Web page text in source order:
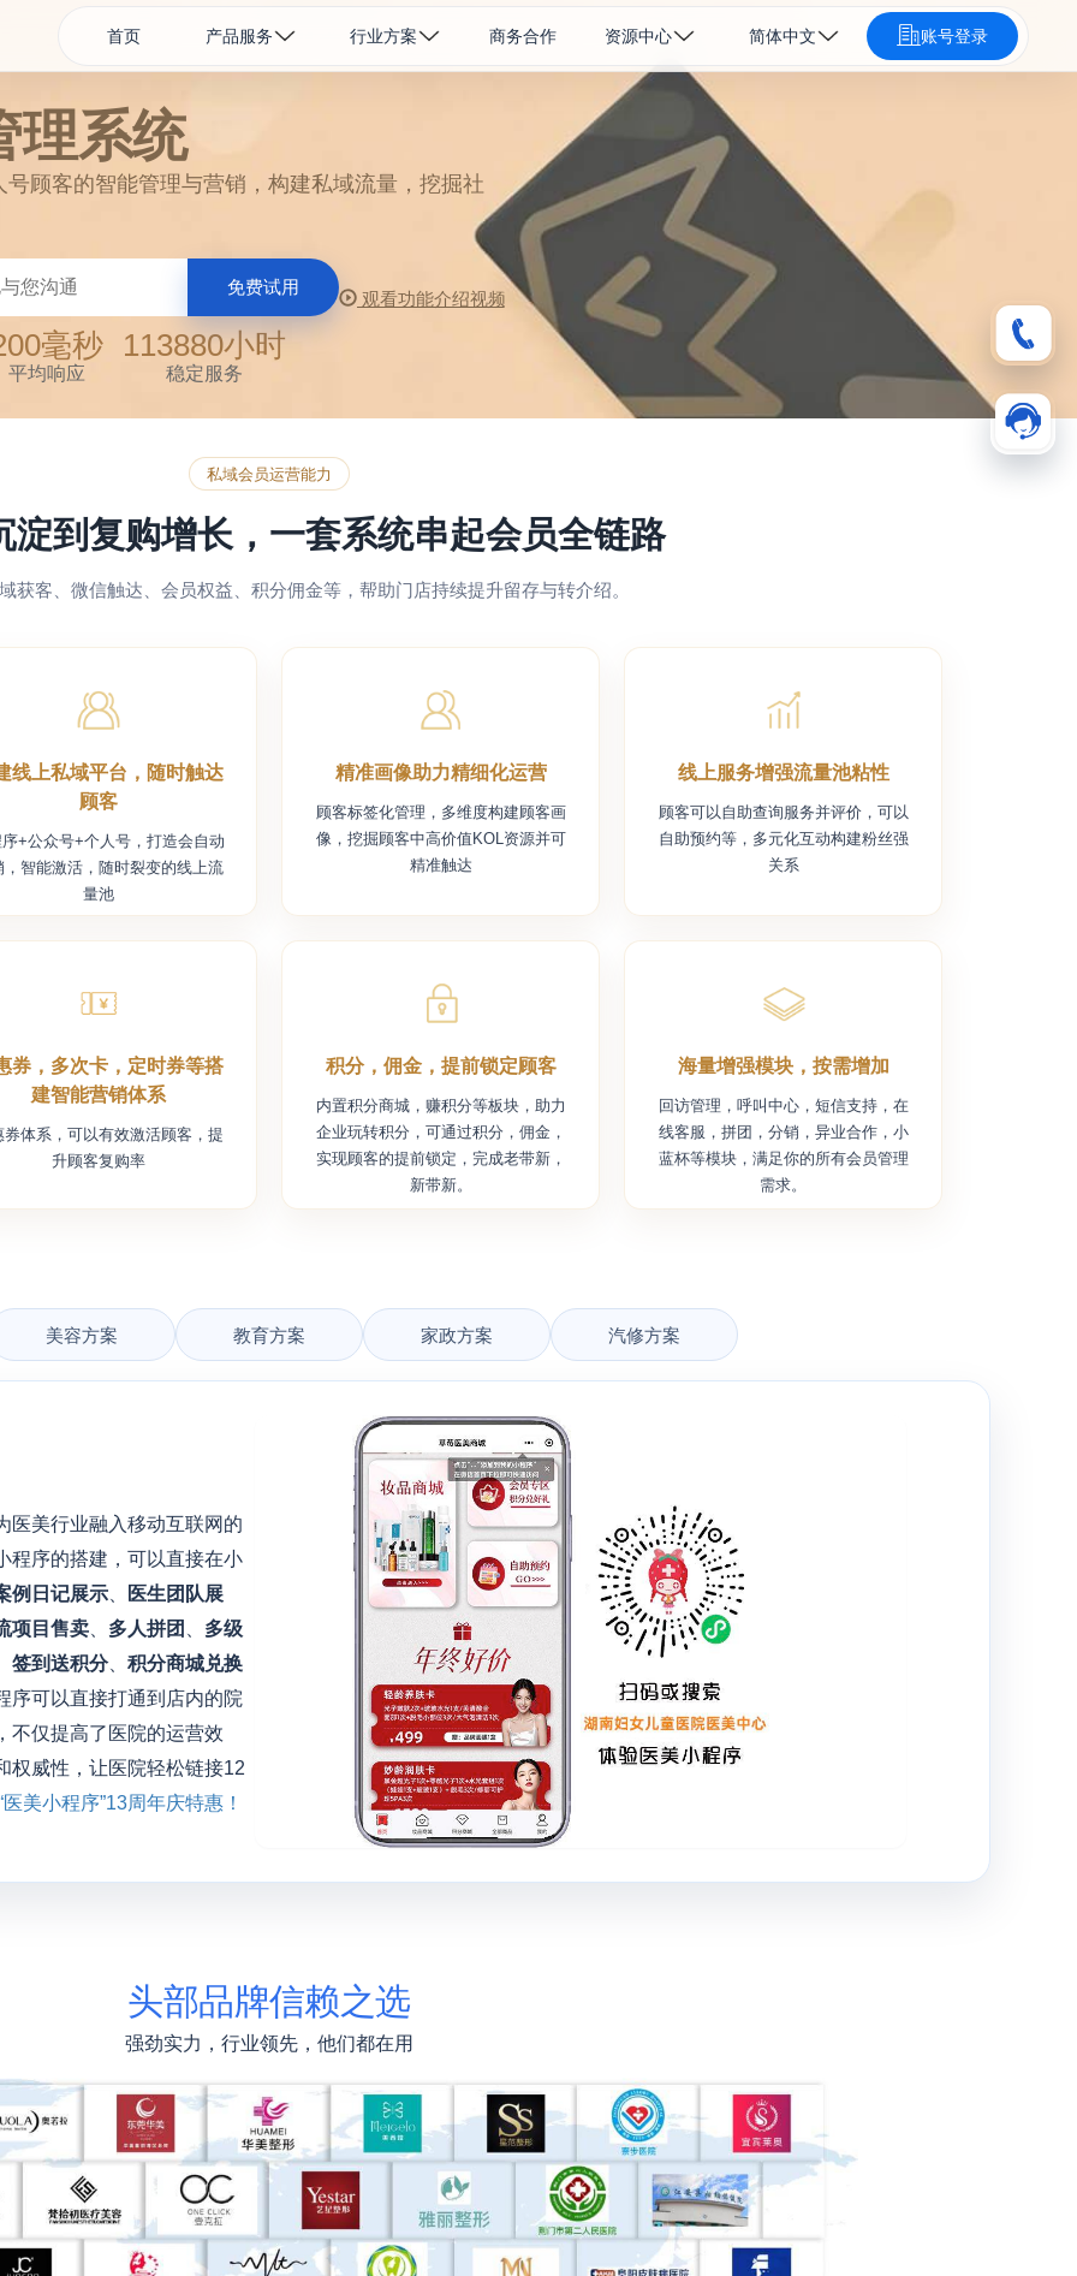
首页 产品服务 行业方案 商务合作 资源中心 简体中文 账号登录
理系统
顾客的智能管理与营销，构建私域流量，挖掘社
免费试用
观看功能介绍视频
毫秒 113880小时
平均响应 稳定服务
私域会员运营能力
淀到复购增长，一套系统串起会员全链路
获客、微信触达、会员权益、积分佣金等，帮助门店持续提升留存与转介绍。
线上私域平台，随时触达
顾客
+公众号+个人号，打造会自动
，智能激活，随时裂变的线上流
量池
精准画像助力精细化运营
顾客标签化管理，多维度构建顾客画
像，挖掘顾客中高价值KOL资源并可
精准触达
线上服务增强流量池粘性
顾客可以自助查询服务并评价，可以
自助预约等，多元化互动构建粉丝强
关系
券，多次卡，定时券等搭
建智能营销体系
券体系，可以有效激活顾客，提
升顾客复购率
积分，佣金，提前锁定顾客
内置积分商城，赚积分等板块，助力
企业玩转积分，可通过积分，佣金，
实现顾客的提前锁定，完成老带新，
新带新。
海量增强模块，按需增加
回访管理，呼叫中心，短信支持，在
线客服，拼团，分销，异业合作，小
蓝杯等模块，满足你的所有会员管理
需求。
美容方案 教育方案 家政方案 汽修方案
医美行业融入移动互联网的
程序的搭建，可以直接在小
例日记展示
医生团队展
项目售卖
多人拼团
多级
签到送积分、 积分商城兑换
序可以直接打通到店内的院
不仅提高了医院的运营效
权威性，让医院轻松链接12
美小程序”13周年庆特惠！
头部品牌信赖之选
强劲实力，行业领先，他们都在用